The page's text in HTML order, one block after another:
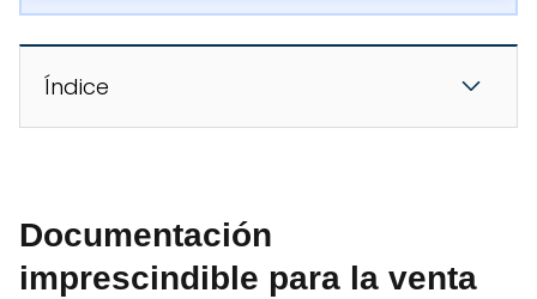
Índice
Documentación
imprescindible para la venta